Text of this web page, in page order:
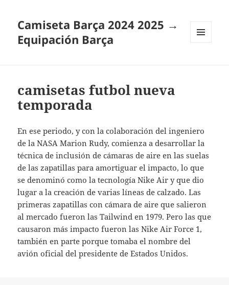
Camiseta Barça 2024 2025 →
Equipación Barça
camisetas futbol nueva
temporada
En ese periodo, y con la colaboración del ingeniero
de la NASA Marion Rudy, comienza a desarrollar la
técnica de inclusión de cámaras de aire en las suelas
de las zapatillas para amortiguar el impacto, lo que
se denominó como la tecnología Nike Air y que dio
lugar a la creación de varias líneas de calzado. Las
primeras zapatillas con cámara de aire que salieron
al mercado fueron las Tailwind en 1979. Pero las que
causaron más impacto fueron las Nike Air Force 1,
también en parte porque tomaba el nombre del
avión oficial del presidente de Estados Unidos.